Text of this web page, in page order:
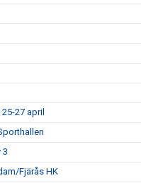
27 april
3
Fjärås HK